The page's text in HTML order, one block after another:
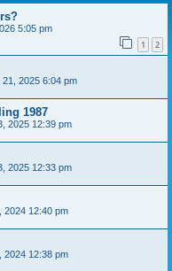
5:05 pm
1 2
2025 6:04 pm
1987
2025 12:39 pm
2025 12:33 pm
2024 12:40 pm
2024 12:38 pm